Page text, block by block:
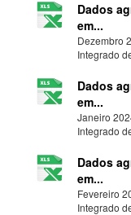
Dados
em...
Dezembro
Integrado
Dados
em...
Janeiro
Integrado
Dados
em...
Fevereiro
Integrado